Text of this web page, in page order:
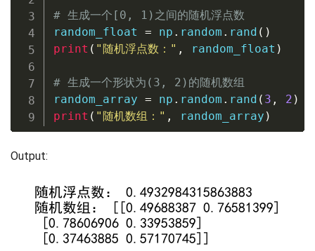
# 生成一个[0, 1)之间的随机浮点数
random_float = np . random . rand ( )
print ( "随机浮点数：" , random_float )
# 生成一个形状为(3, 2)的随机数组
random_array = np . random . rand ( 3 , 2 )
print ( "随机数组：" , random_array )
Output: